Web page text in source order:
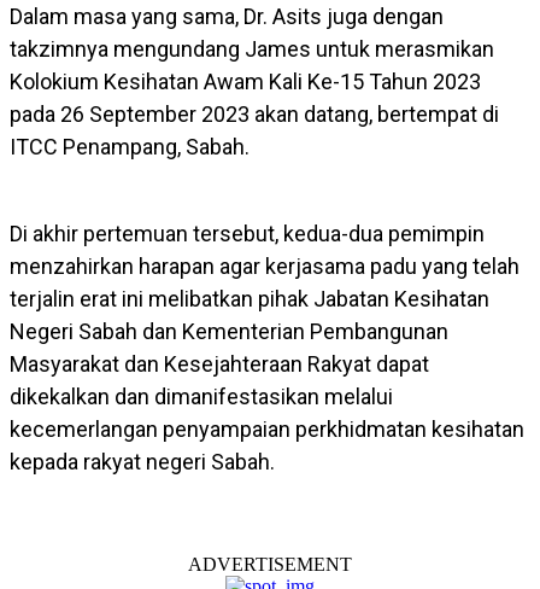
Dalam masa yang sama, Dr. Asits juga dengan
takzimnya mengundang James untuk merasmikan
Kolokium Kesihatan Awam Kali Ke-15 Tahun 2023
pada 26 September 2023 akan datang, bertempat di
ITCC Penampang, Sabah.
Di akhir pertemuan tersebut, kedua-dua pemimpin
menzahirkan harapan agar kerjasama padu yang telah
terjalin erat ini melibatkan pihak Jabatan Kesihatan
Negeri Sabah dan Kementerian Pembangunan
Masyarakat dan Kesejahteraan Rakyat dapat
dikekalkan dan dimanifestasikan melalui
kecemerlangan penyampaian perkhidmatan kesihatan
kepada rakyat negeri Sabah.
ADVERTISEMENT